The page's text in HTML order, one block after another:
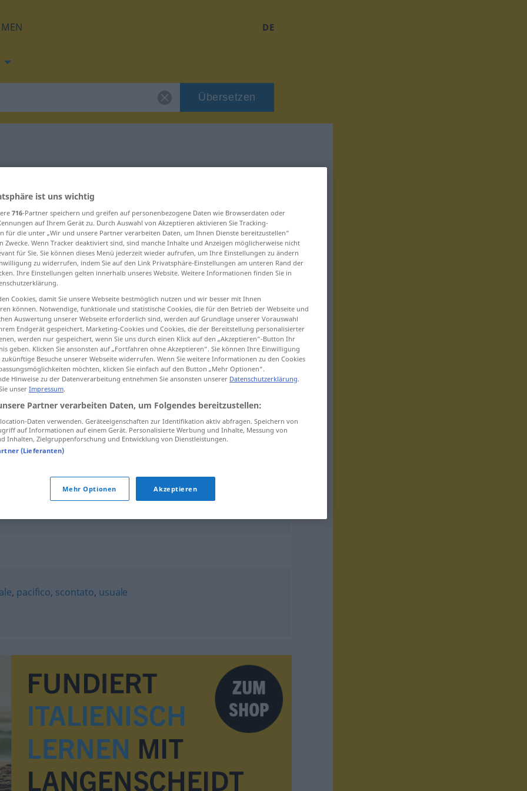
DE
Übersetzen
für "ovvio"
èovvio che …
ovvioevidente
cosa
, pacifico, scontato, usuale
ist uns wichtig
716-Partner speichern und greifen auf personenbezogene Daten wie Browserdaten oder
auf Ihrem Gerät zu. Durch Auswahl von Akzeptieren aktivieren Sie Tracking-
für die unter „Wir und unsere Partner verarbeiten Daten, um Ihnen Dienste bereitzustellen“
Zwecke. Wenn Tracker deaktiviert sind, sind manche Inhalte und Anzeigen möglicherweise nicht
für Sie. Sie können dieses Menü jederzeit wieder aufrufen, um Ihre Einstellungen zu ändern
zu widerrufen, indem Sie auf den Link Privatsphäre-Einstellungen am unteren Rand der
Ihre Einstellungen gelten innerhalb unseres Website. Weitere Informationen finden Sie in
Cookies, damit Sie unsere Webseite bestmöglich nutzen und wir besser mit Ihnen
können. Notwendige, funktionale und statistische Cookies, die für den Betrieb der Webseite und
Auswertung unserer Webseite erforderlich sind, werden auf Grundlage unserer Vorauswahl
Endgerät gespeichert. Marketing-Cookies und Cookies, die der Bereitstellung personalisierter
werden nur gespeichert, wenn Sie uns durch einen Klick auf den „Akzeptieren“-Button Ihr
geben. Klicken Sie ansonsten auf „Fortfahren ohne Akzeptieren“. Sie können Ihre Einwilligung
Besuche unserer Webseite widerrufen. Wenn Sie weitere Informationen zu den Cookies
möchten, klicken Sie einfach auf den Button „Mehr Optionen“.
Hinweise zu der Datenverarbeitung entnehmen Sie ansonsten unserer Datenschutzerklärung.
unser Impressum.
Partner verarbeiten Daten, um Folgendes bereitzustellen:
Daten verwenden. Geräteeigenschaften zur Identifikation aktiv abfragen. Speichern von
auf Informationen auf einem Gerät. Personalisierte Werbung und Inhalte, Messung von
Inhalten, Zielgruppenforschung und Entwicklung von Dienstleistungen.
(Lieferanten)
Mehr Optionen Akzeptieren